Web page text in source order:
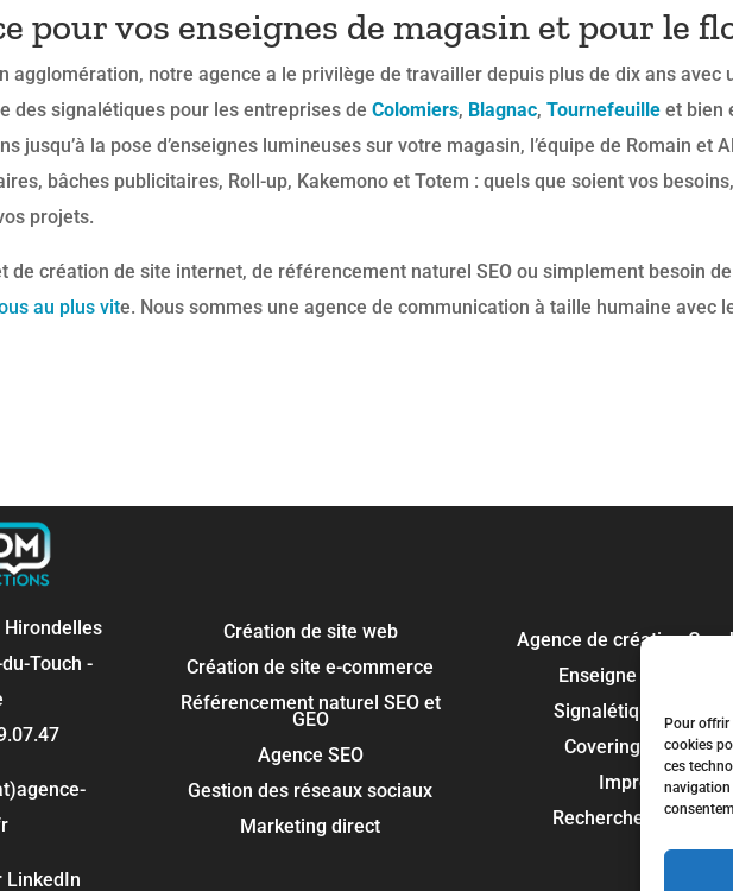
Pour offrir
cookies
ces
navigation
pour vos enseignes de magasin et pour le
agglomération, notre agence a le privilège de travailler depuis plus de dix ans
des signalétiques pour les entreprises deColomiers, Blagnac,Tournefeuille et bien
jusqu’à la pose d’enseignes lumineuses sur votre magasin, l’équipe de Romain et
bâches publicitaires, Roll-up, Kakemono et Totem : quels que soient vos
projets.
de création de site internet, de référencement naturel SEO ou simplement besoin
au plus vite. Nous sommes une agence de communication à taille humaine avec
Hirondelles
Touch -
LinkedIn
Création de site web
Création de site e-commerce
Référencement naturel SEO et
GEO
Agence SEO
Gestion des réseaux sociaux
Marketing direct
Agence de création
Enseigne publicitaire
Signalétique panneau
Covering et flocage
Impression
Recherche de